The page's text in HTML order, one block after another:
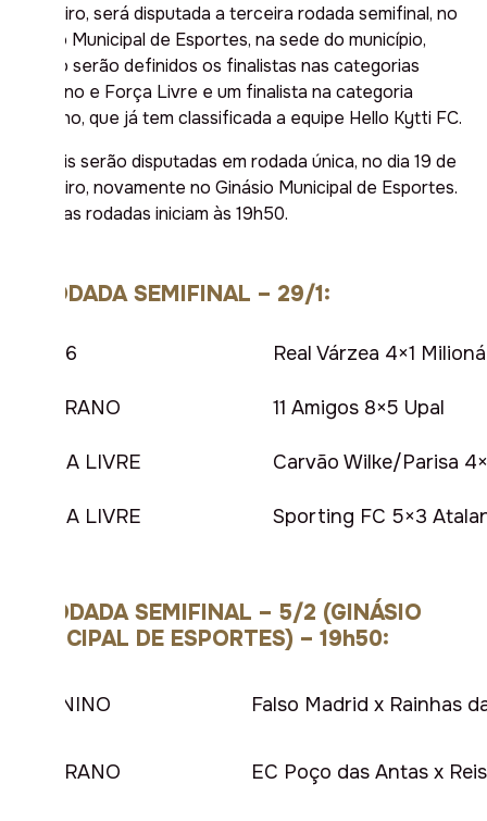
fevereiro, será disputada a terceira rodada semifinal, no
Ginásio Municipal de Esportes, na sede do município,
quando serão definidos os finalistas nas categorias
Veterano e Força Livre e um finalista na categoria
Feminino, que já tem classificada a equipe Hello Kytti FC.
As finais serão disputadas em rodada única, no dia 19 de
fevereiro, novamente no Ginásio Municipal de Esportes.
Todas as rodadas iniciam às 19h50.
2ª RODADA SEMIFINAL – 29/1:
SUB-16 Real Várzea 4×1
VETERANO 11 Amigos 8×5 Upal
FORÇA LIVRE Carvão Wilke/Parisa
FORÇA LIVRE Sporting FC 5×3
3ª RODADA SEMIFINAL – 5/2 (GINÁSIO
MUNICIPAL DE ESPORTES) – 19h50:
FEMININO Falso Madrid x Rainhas
VETERANO EC Poço das Antas x